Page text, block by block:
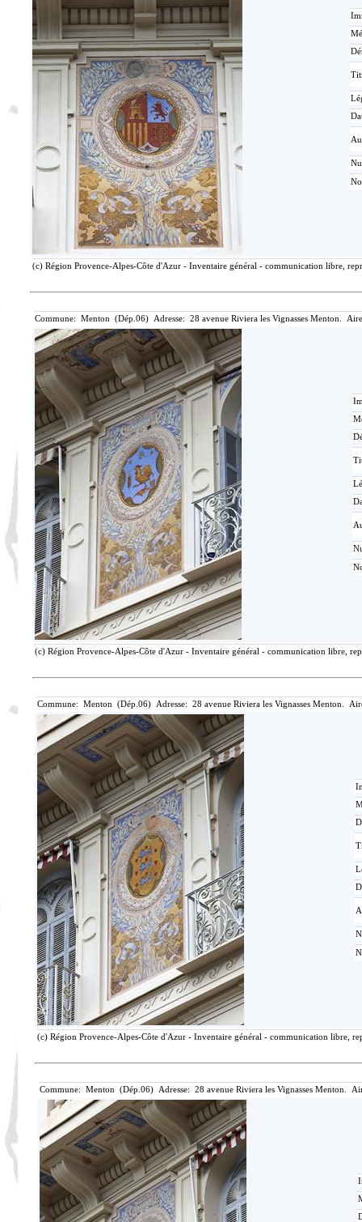
(c) Région Provence-Alpes-Côte d'Azur - Inventaire général - communication libre,
Commune: Menton (Dép.06) Adresse: 28 avenue Riviera les Vignasses Menton.
(c) Région Provence-Alpes-Côte d'Azur - Inventaire général - communication libre,
Commune: Menton (Dép.06) Adresse: 28 avenue Riviera les Vignasses Menton.
(c) Région Provence-Alpes-Côte d'Azur - Inventaire général - communication libre,
Commune: Menton (Dép.06) Adresse: 28 avenue Riviera les Vignasses Menton.